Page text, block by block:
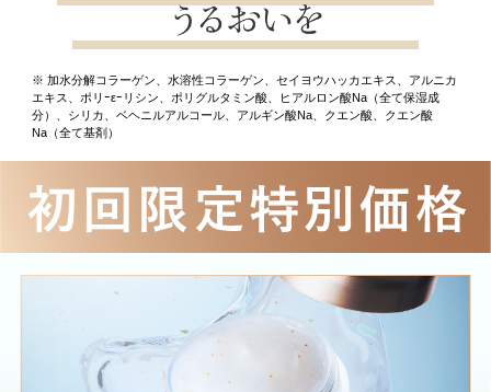
※ 加水分解コラーゲン、水溶性コラーゲン、セイヨウハッカエキス、アルニカ
エキス、ポリｰεｰリシン、ポリグルタミン酸、ヒアルロン酸Na（全て保湿成
分）、シリカ、ベヘニルアルコール、アルギン酸Na、クエン酸、クエン酸
Na（全て基剤）